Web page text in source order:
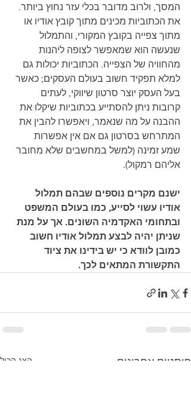
המסך, ולרוב מדובר בכלי עזר נחוץ ביותר.
את הכתוביות מכינים מתוך קובץ אודיו או
מתוך צפייה בקובץ המקורי, והתמלול
שנעשה הוא שמאפשר לצופה ליהנות
מהחוויה של הצפייה. הכתוביות יכולות גם
למלא תפקיד חשוב בעולם העסקים; כאשר
בעל העסק יוצר סרטון שיווקי, לעתים
קרובות ניתן להסתייע בכתוביות שיקלו את
ההבנה על מה שנאמר, ויאפשרו להבין את
המתרחש בסרטון גם אם אין אפשרות
שמע זמינה (למשל במחשבים שלא מחובר
אליהם רמקול).
ישנם מקרים נוספים שבהם תמלול
אודיו עשוי לסייע, כמו בעולם המשפט
ובתחומי האקדמיה השונים. אך על מנת
שניתן יהיה לבצע תמלול אודיו חשוב
כמובן לוודא כי יש בידינו את ציוד
התקשורת המתאים לכך.
פוסטים אחרונים הצג הכול